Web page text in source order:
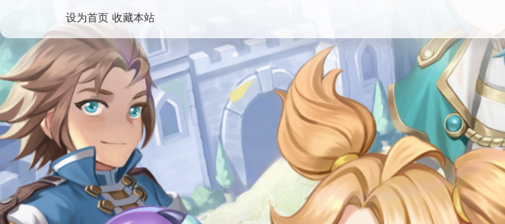
设为首页 收藏本站